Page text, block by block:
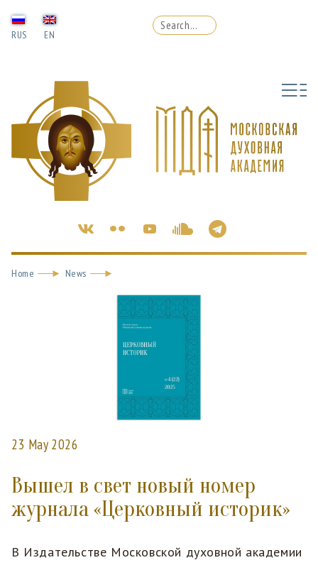
RUS EN
Home News
23 May 2026
Вышел в свет новый номер
журнала «Церковный историк»
В Издательстве Московской духовной академии